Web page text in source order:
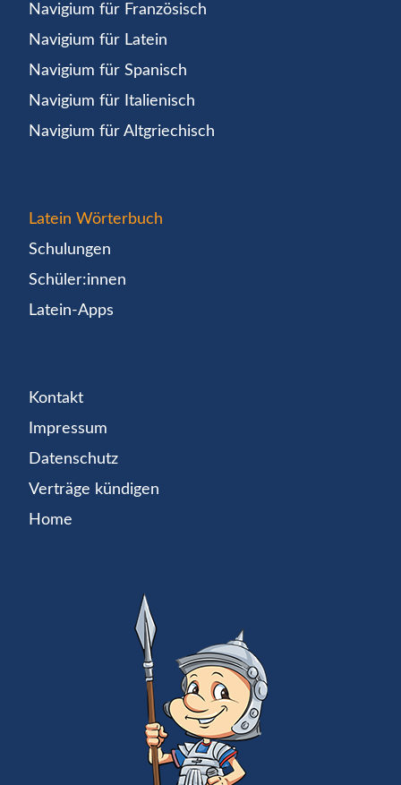
Navigium für Französisch
Navigium für Latein
Navigium für Spanisch
Navigium für Italienisch
Navigium für Altgriechisch
Latein Wörterbuch
Schulungen
Schüler:innen
Latein-Apps
Kontakt
Impressum
Datenschutz
Verträge kündigen
Home